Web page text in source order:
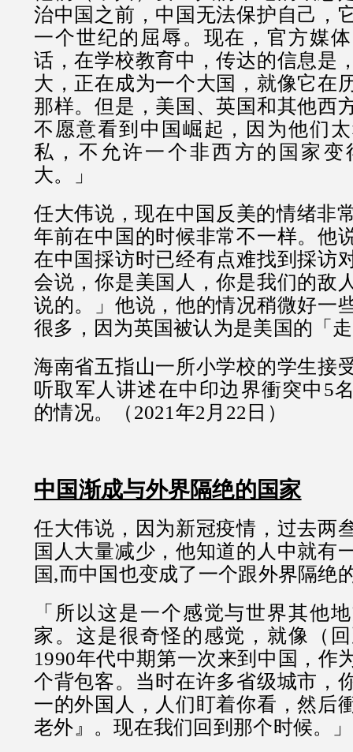
治中国之前，中国无法保护自己，
一个世纪的屈辱。现在，官方媒
话，在学校教育中，传达的信息是
大，正在成为一个大国，就像它在
那样。但是，美国、英国和其他西
不愿意看到中国崛起，因为他们
私，不允许一个非西方的国家变
大。」
任大伟说，现在中国反美的情绪非
年前在中国的时候非常不一样。他
在中国採访时已经有点难找到採访
会说，你是美国人，你是我们的敌
说的。」他说，他的情况稍微好一
很多，因为英国被认为是美国的「
海南省五指山一所小学校的学生接
听取军人讲述在中印边界衝突中5
的情况。（2021年2月22日）
中国渐成与外界隔绝的国家
任大伟说，因为新冠疫情，过去两
国人大量减少，他知道的人中就有
国,而中国也变成了一个跟外界隔绝
「所以这是一个感觉与世界其他
家。这是很奇怪的感觉，就像（
1990年代中期第一次来到中国，作
个背包客。当时在许多省级城市，
一的外国人，人们盯着你看，然后
老外』。现在我们回到那个时候。」